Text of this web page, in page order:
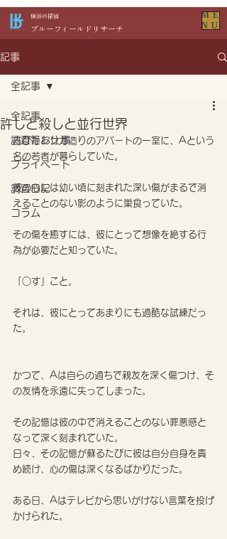
​横浜の探偵
​ブルーフィールドリサーチ
ME
NU
記事
全記事
調査等お仕事
プライベート
調査日記
コラム
全記事
許しと殺しと並行世界
古びたレンガ造りのアパートの一室に、Aという
名の若者が暮らしていた。
彼の心には幼い頃に刻まれた深い傷がまるで消
えることのない影のように巣食っていた。
その傷を癒すには、彼にとって想像を絶する行
為が必要だと知っていた。
「○す」こと。
それは、彼にとってあまりにも過酷な試練だっ
た。
かつて、Aは自らの過ちで親友を深く傷つけ、そ
の友情を永遠に失ってしまった。
その記憶は彼の中で消えることのない罪悪感と
なって深く刻まれていた。
日々、その記憶が蘇るたびに彼は自分自身を責
め続け、心の傷は深くなるばかりだった。
ある日、Aはテレビから思いがけない言葉を投げ
かけられた。